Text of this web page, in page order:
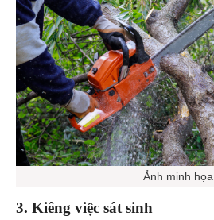
Ảnh minh họa
3. Kiêng việc sát sinh